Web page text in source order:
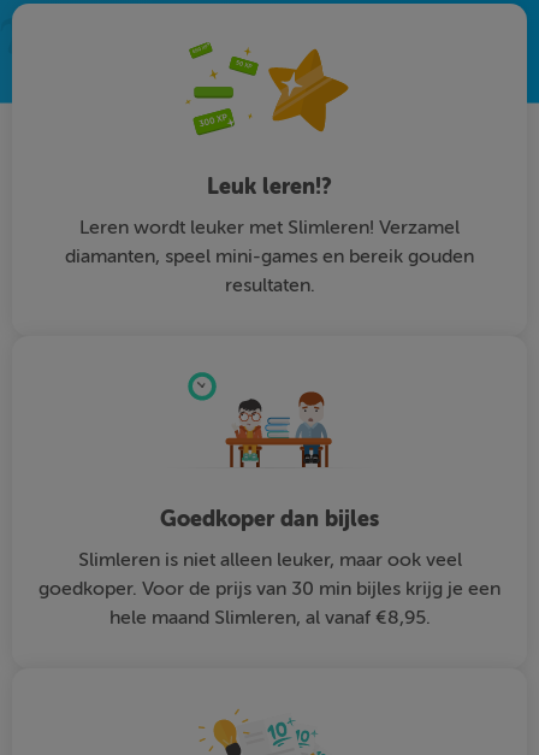
Leuk leren!?
Leren wordt leuker met Slimleren! Verzamel
diamanten, speel mini-games en bereik gouden
resultaten.
Goedkoper dan bijles
Slimleren is niet alleen leuker, maar ook veel
goedkoper. Voor de prijs van 30 min bijles krijg je een
hele maand Slimleren, al vanaf €8,95.